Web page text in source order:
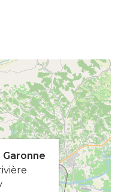
Garonne